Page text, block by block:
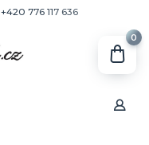
+420 776 117 636
0